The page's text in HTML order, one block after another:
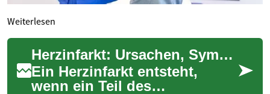
Weiterlesen
Herzinfarkt: Ursachen, Symptome und medizinische Versorgung
Ein Herzinfarkt entsteht,
wenn ein Teil des